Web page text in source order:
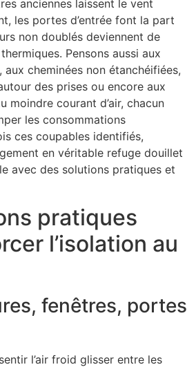
anciennes laissent le vent
les portes d’entrée font la part
non doublés deviennent de
Pensons aussi aux
aux cheminées non étanchéifiées,
des prises ou encore aux
moindre courant d’air, chacun
les consommations
ces coupables identifiés,
en véritable refuge douillet
avec des solutions pratiques et
pratiques
l’isolation au
fenêtres, portes
l’air froid glisser entre les